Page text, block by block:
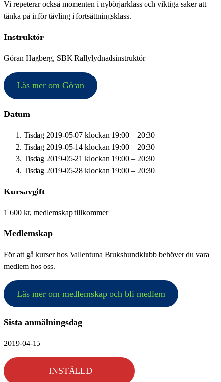
Vi repeterar också momenten i nybörjarklass och viktiga saker att
tänka på inför tävling i fortsättningsklass.
Instruktör
Göran Hagberg, SBK Rallylydnadsinstruktör
Läs mer om Göran
Datum
Tisdag 2019-05-07 klockan 19:00 – 20:30
Tisdag 2019-05-14 klockan 19:00 – 20:30
Tisdag 2019-05-21 klockan 19:00 – 20:30
Tisdag 2019-05-28 klockan 19:00 – 20:30
Kursavgift
1 600 kr, medlemskap tillkommer
Medlemskap
För att gå kurser hos Vallentuna Brukshundklubb behöver du vara
medlem hos oss.
Läs mer om medlemskap och bli medlem
Sista anmälningsdag
2019-04-15
INSTÄLLD